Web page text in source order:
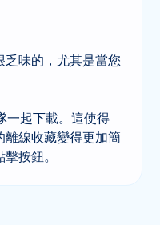
乏味的，尤其是當您
一起下載。這使得
離線收藏變得更加簡
按鈕。